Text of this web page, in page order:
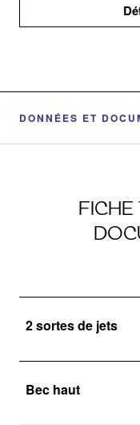
DONNÉES ET
2 sortes de jets
Bec haut